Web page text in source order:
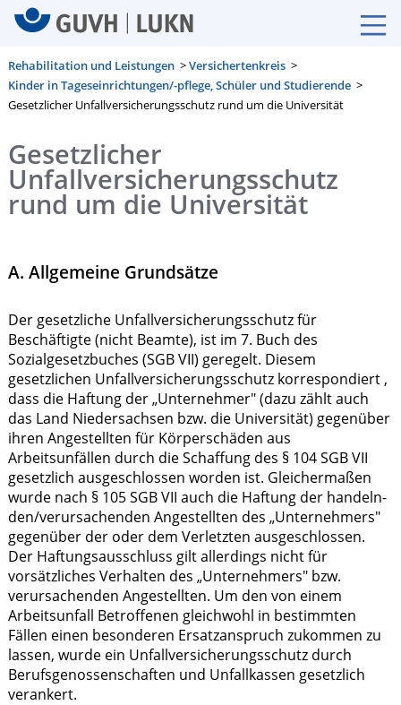
Rehabilitation und Leistungen >Versichertenkreis >
Kinder in Tageseinrichtungen/-pflege, Schüler und Studierende >
Gesetzlicher Unfallversicherungsschutz rund um die Universität
Gesetzlicher
Unfallversicherungsschutz
rund um die Universität
A. Allgemeine Grundsätze
Der gesetzliche Unfallversicherungsschutz für
Beschäftigte (nicht Beamte), ist im 7. Buch des
Sozialgesetzbuches (SGB VII) geregelt. Diesem
gesetzlichen Unfallversicherungsschutz korrespondiert ,
dass die Haftung der „Unternehmer" (dazu zählt auch
das Land Niedersachsen bzw. die Universität) gegenüber
ihren Angestellten für Körperschäden aus
Arbeitsunfällen durch die Schaffung des § 104 SGB VII
gesetzlich ausgeschlossen worden ist. Gleichermaßen
wurde nach § 105 SGB VII auch die Haftung der handeln-
den/verursachenden Angestellten des „Unternehmers"
gegenüber der oder dem Verletzten ausgeschlossen.
Der Haftungsausschluss gilt allerdings nicht für
vorsätzliches Verhalten des „Unternehmers" bzw.
verursachenden Angestellten. Um den von einem
Arbeitsunfall Betroffenen gleichwohl in bestimmten
Fällen einen besonderen Ersatzanspruch zukommen zu
lassen, wurde ein Unfallversicherungsschutz durch
Berufsgenossenschaften und Unfallkassen gesetzlich
verankert.